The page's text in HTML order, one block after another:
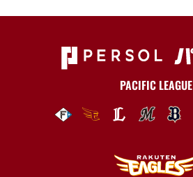
PACIFIC LEAGUE